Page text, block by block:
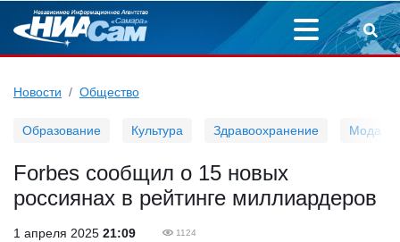
Новости Общество
Образование Культура Здравоохранение Мода
Forbes сообщил о 15 новых
россиянах в рейтинге миллиардеров
1 апреля 2025 21:09 1124